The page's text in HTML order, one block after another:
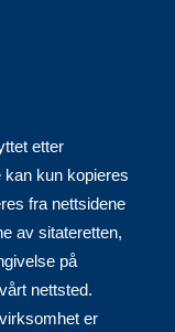
etter
kan kun kopieres
fra nettsidene
av sitateretten,
på
nettsted.
er